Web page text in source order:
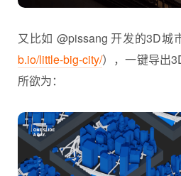
又比如 @pissang 开发的3D城
b.io/little-big-city/），一键导出
所欲为：